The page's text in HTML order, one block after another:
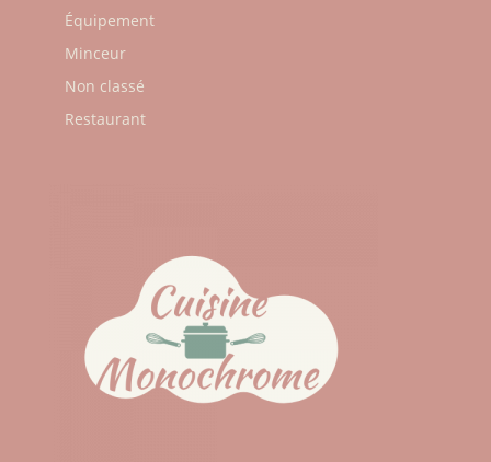
Équipement
Minceur
Non classé
Restaurant